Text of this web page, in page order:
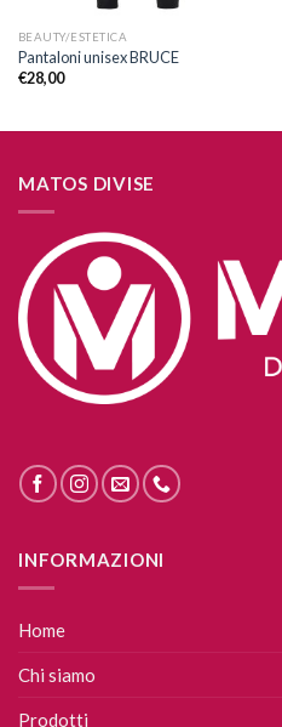
BEAUTY/ESTETICA
Pantaloni unisex BRUCE
€28,00
MATOS DIVISE
INFORMAZIONI
Home
Chi siamo
Prodotti